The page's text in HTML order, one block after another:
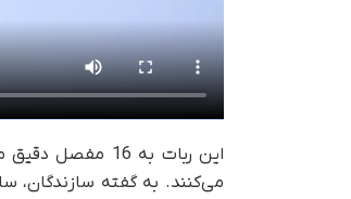
این ربات به
می‌کنند. به گفته سازندگان،